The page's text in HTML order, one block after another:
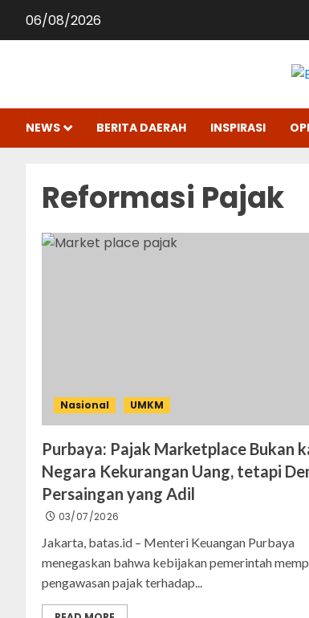
06/08/2026
NEWS BERITA DAERAH INSPIRASI
Reformasi Pajak
Nasional UMKM
Purbaya: Pajak Marketplace Bukan
Negara Kekurangan Uang, tetapi
Persaingan yang Adil
03/07/2026
Jakarta, batas.id – Menteri Keuangan Purbaya
menegaskan bahwa kebijakan pemerintah
pengawasan pajak terhadap...